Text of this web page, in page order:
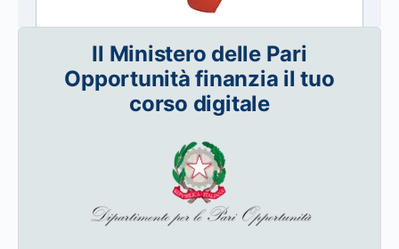
Il Ministero delle Pari
Opportunità finanzia il tuo
corso digitale